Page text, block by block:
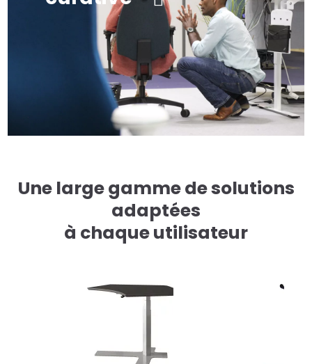
Une large gamme de solutions
adaptées
à chaque utilisateur